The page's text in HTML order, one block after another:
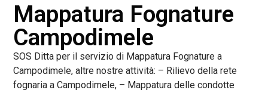
Mappatura Fognature
Campodimele
SOS Ditta per il servizio di Mappatura Fognature a
Campodimele, altre nostre attività: – Rilievo della rete
fognaria a Campodimele, – Mappatura delle condotte